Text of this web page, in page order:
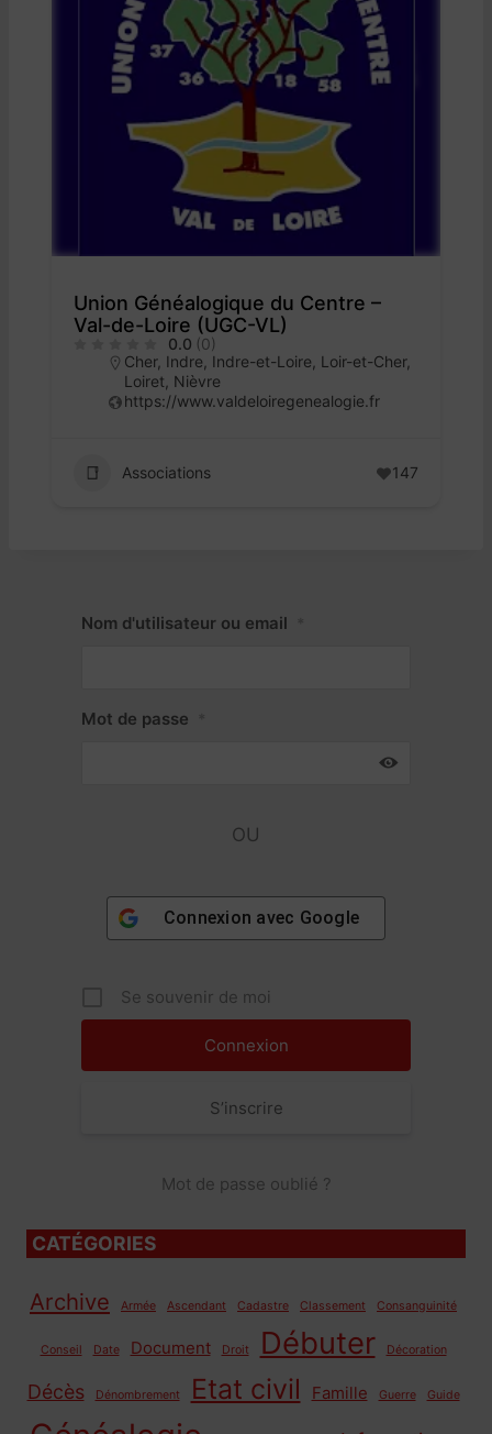
Union Généalogique du Centre –
Val-de-Loire (UGC-VL)
0.0 (0)
Cher, Indre Indre-et-Loire Loir-et-Cher,
Loiret Nièvre
https://www.valdeloiregenealogie.fr
Associations 147
Nom d'utilisateur ou email
Mot de passe
OU
Connexion avec Google
Se souvenir de moi
S’inscrire
Mot de passe oublié ?
CATÉGORIES
Archive Armée Ascendant Cadastre Classement Consanguinité
Conseil Date Document Droit Débuter Décoration
Décès Dénombrement Etat civil Famille Guerre Guide